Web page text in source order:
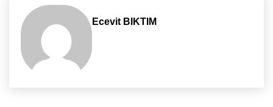
Ecevit BIKTIM